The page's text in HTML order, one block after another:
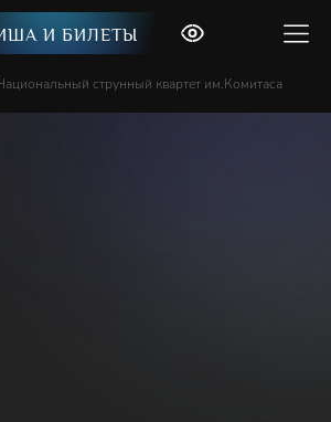
И БИЛЕТЫ
струнный квартет им.Комитаса